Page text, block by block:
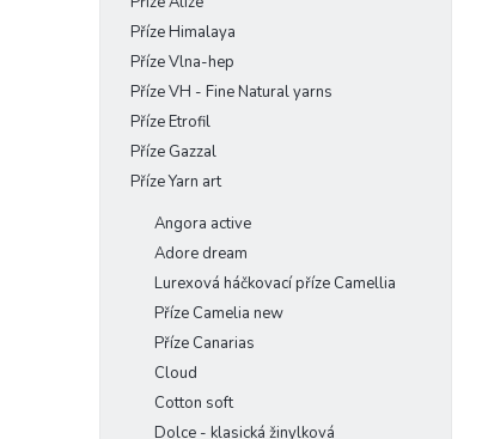
Příze Himalaya
Příze Vlna-hep
Příze VH - Fine Natural yarns
Příze Etrofil
Příze Gazzal
Příze Yarn art
Angora active
Adore dream
Lurexová háčkovací příze Camellia
Příze Camelia new
Příze Canarias
Cloud
Cotton soft
Dolce - klasická žinylková